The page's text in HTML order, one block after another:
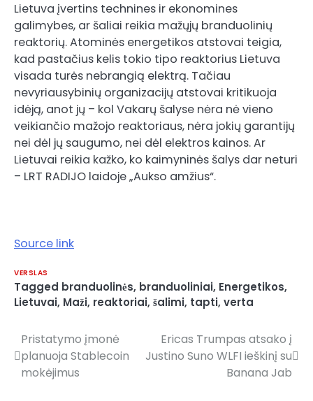
Lietuva įvertins technines ir ekonomines
galimybes, ar šaliai reikia mažųjų branduolinių
reaktorių. Atominės energetikos atstovai teigia,
kad pastačius kelis tokio tipo reaktorius Lietuva
visada turės nebrangią elektrą. Tačiau
nevyriausybinių organizacijų atstovai kritikuoja
idėją, anot jų – kol Vakarų šalyse nėra nė vieno
veikiančio mažojo reaktoriaus, nėra jokių garantijų
nei dėl jų saugumo, nei dėl elektros kainos. Ar
Lietuvai reikia kažko, ko kaimyninės šalys dar neturi
– LRT RADIJO laidoje „Aukso amžius“.
Source link
VERSLAS
Tagged branduolinės, branduoliniai, Energetikos,
Lietuvai, Maži, reaktoriai, šalimi, tapti, verta
Navigacija
tarp
Pristatymo įmonė
planuoja Stablecoin
mokėjimus
Ericas Trumpas atsako į
Justino Suno WLFI ieškinį su
Banana Jab